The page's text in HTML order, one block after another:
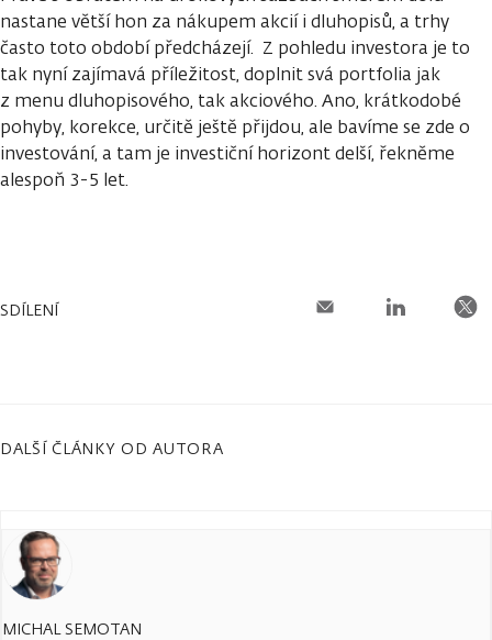
nastane větší hon za nákupem akcií i dluhopisů, a trhy
často toto období předcházejí. Z pohledu investora je to
tak nyní zajímavá příležitost, doplnit svá portfolia jak
z menu dluhopisového, tak akciového. Ano, krátkodobé
pohyby, korekce, určitě ještě přijdou, ale bavíme se zde o
investování, a tam je investiční horizont delší, řekněme
alespoň 3-5 let.
SDÍLENÍ
DALŠÍ ČLÁNKY OD AUTORA
MICHAL SEMOTAN